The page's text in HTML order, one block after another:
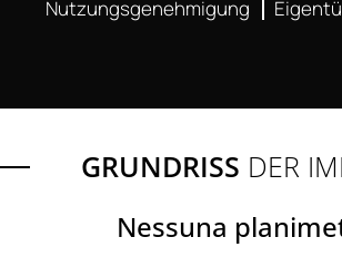
Nutzungsgenehmigung
GRUNDRISS DER
Nessuna